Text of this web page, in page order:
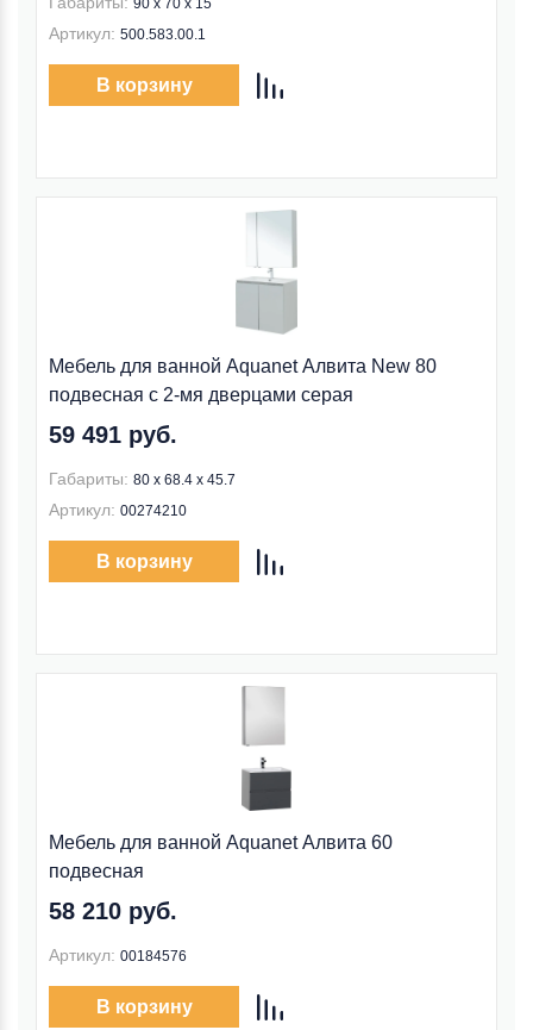
90 x 70 x 15
Артикул: 500.583.00.1
В корзину
Мебель для ванной Aquanet Алвита New 80
подвесная с 2-мя дверцами серая
59 491 руб.
Габариты: 80 х 68.4 х 45.7
Артикул: 00274210
В корзину
Мебель для ванной Aquanet Алвита 60
подвесная
58 210 руб.
Артикул: 00184576
В корзину